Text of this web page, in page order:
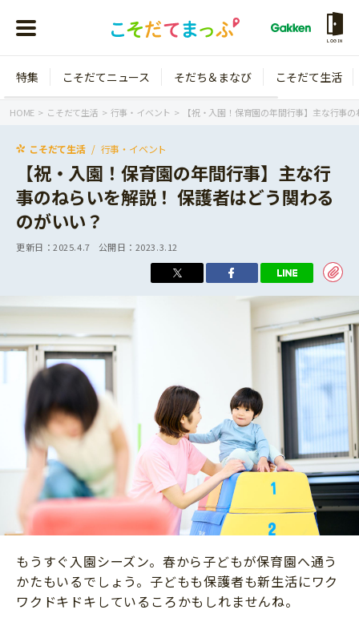
LOGIN
年齢から探す
3歳
小学2年生
小学3年生
小学5年生
こそだてニュース
イベント
ニュース
そだち＆まなび
ワーク・ドリル
幼稚園・保育園
小学校
科学・プログラミング
教育・学習
自由研究・工作
読書感想文
本・読書
こそだて生活
住まい
ファッション・美容
行事・イベント
トラブル
親子でいっしょに
人間関係
おでかけ
こそだてマンガ
特集 こそだてニュース そだち＆まなび こそだて生活
HOME こそだて生活 行事・イベント 【祝・入園！保育園の年間行事】主な行事
こそだて生活 行事・イベント
【祝・入園！保育園の年間行事】主な行
事のねらいを解説！ 保護者はどう関わる
のがいい？
更新日：2025.4.7 公開日： 2023.3.12
もうすぐ入園シーズン。春から子どもが保育園へ通う
かたもいるでしょう。子どもも保護者も新生活にワク
ワクドキドキしているころかもしれませんね。